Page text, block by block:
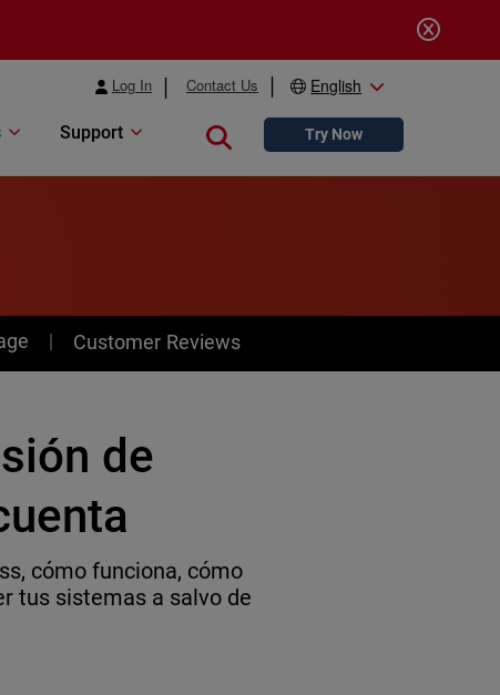
Log In Contact Us English
Support Close searchTry Now
Customer Reviews
de
cómo funciona, cómo
tus sistemas a salvo de